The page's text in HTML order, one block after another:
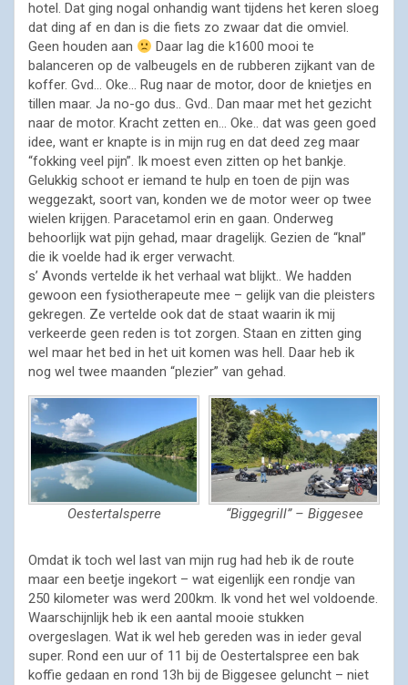
hotel. Dat ging nogal onhandig want tijdens het keren sloeg
dat ding af en dan is die fiets zo zwaar dat die omviel.
Geen houden aan
Daar lag die k1600 mooi te
balanceren op de valbeugels en de rubberen zijkant van de
koffer. Gvd… Oke… Rug naar de motor, door de knietjes en
tillen maar. Ja no-go dus.. Gvd.. Dan maar met het gezicht
naar de motor. Kracht zetten en… Oke.. dat was geen goed
idee, want er knapte is in mijn rug en dat deed zeg maar
“fokking veel pijn”. Ik moest even zitten op het bankje.
Gelukkig schoot er iemand te hulp en toen de pijn was
weggezakt, soort van, konden we de motor weer op twee
wielen krijgen. Paracetamol erin en gaan. Onderweg
behoorlijk wat pijn gehad, maar dragelijk. Gezien de “knal”
die ik voelde had ik erger verwacht.
s’ Avonds vertelde ik het verhaal wat blijkt.. We hadden
gewoon een fysiotherapeute mee – gelijk van die pleisters
gekregen. Ze vertelde ook dat de staat waarin ik mij
verkeerde geen reden is tot zorgen. Staan en zitten ging
wel maar het bed in het uit komen was hell. Daar heb ik
nog wel twee maanden “plezier” van gehad.
Oestertalsperre “Biggegrill” – Biggesee
Omdat ik toch wel last van mijn rug had heb ik de route
maar een beetje ingekort – wat eigenlijk een rondje van
250 kilometer was werd 200km. Ik vond het wel voldoende.
Waarschijnlijk heb ik een aantal mooie stukken
overgeslagen. Wat ik wel heb gereden was in ieder geval
super. Rond een uur of 11 bij de Oestertalspree een bak
koffie gedaan en rond 13h bij de Biggesee geluncht – niet